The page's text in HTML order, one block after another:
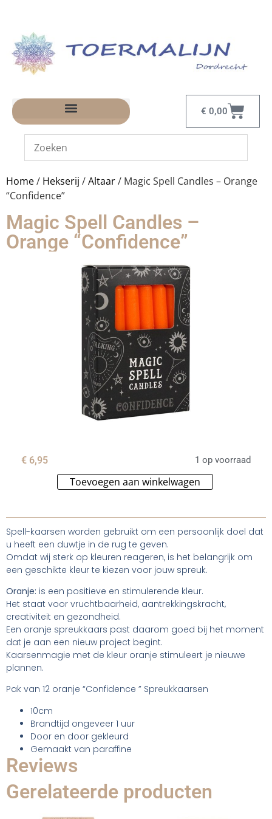
€ 0,00
Home/ Hekserij /Altaar/ Magic Spell Candles – Orange
“Confidence”
Magic Spell Candles –
Orange “Confidence”
€ 6,95 1 op voorraad
Toevoegen aan winkelwagen
Spell-kaarsen worden gebruikt om een persoonlijk doel dat
u heeft een duwtje in de rug te geven.
Omdat wij sterk op kleuren reageren, is het belangrijk om
een geschikte kleur te kiezen voor jouw spreuk.
Oranje: is een positieve en stimulerende kleur.
Het staat voor vruchtbaarheid, aantrekkingskracht,
creativiteit en gezondheid.
Een oranje spreukkaars past daarom goed bij het moment
dat je aan een nieuw project begint.
Kaarsenmagie met de kleur oranje stimuleert je nieuwe
plannen.
Pak van 12 oranje “Confidence ” Spreukkaarsen
10cm
Brandtijd ongeveer 1 uur
Door en door gekleurd
Gemaakt van paraffine
Reviews
Gerelateerde producten